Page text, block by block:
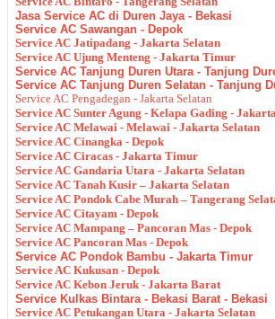
Jasa Service AC di Duren Jaya - Bekasi
Service AC Sawangan - Depok
Service AC Jatipadang - Jakarta Selatan
Service AC Ujung Menteng - Jakarta Timur
Service AC Tanjung Duren Utara - Tanjung
Service AC Tanjung Duren Selatan - Tanjung
Service AC Pengadegan - Jakarta Selatan
Service AC Sunter Agung - Kelapa Gading -
Service AC Melawai - Melawai - Jakarta Selatan
Service AC Cinangka - Depok
Service AC Ciracas - Jakarta Timur
Service AC Gandaria Utara - Jakarta Selatan
Service AC Tanah Kusir – Jakarta Selatan
Service AC Pondok Cabe Murah – Tangerang
Service AC Citayam - Depok
Service AC Mampang – Pancoran Mas - Depok
Service AC Pancoran Mas - Depok
Service AC Pondok Bambu - Jakarta Timur
Service AC Kukusan - Depok
Service AC Kebon Jeruk - Jakarta Barat
Service Kulkas Bintara - Bekasi Barat - Bekasi
Service AC Petukangan Utara - Jakarta Selatan